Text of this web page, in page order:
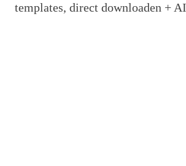
templates, direct downloaden +